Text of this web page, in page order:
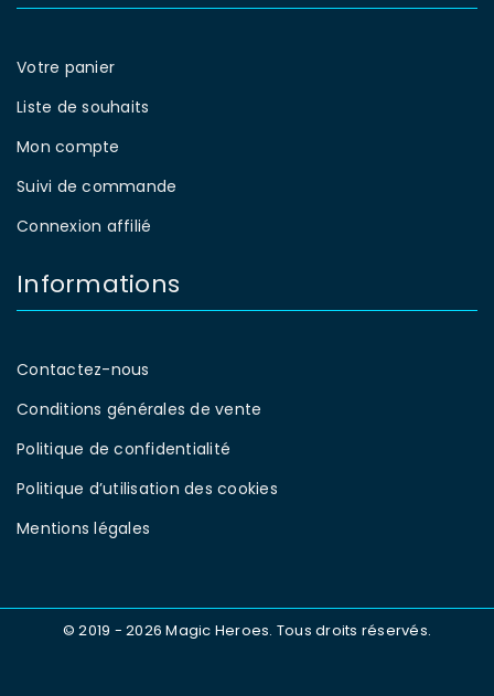
Votre panier
Liste de souhaits
Mon compte
Suivi de commande
Connexion affilié
Informations
Contactez-nous
Conditions générales de vente
Politique de confidentialité
Politique d’utilisation des cookies
Mentions légales
© 2019 - 2026 Magic Heroes. Tous droits réservés.